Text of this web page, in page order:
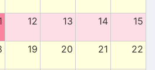
12 13 14 15
19 20 21 22